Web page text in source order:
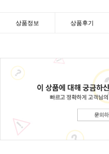
상품정보 상품후기